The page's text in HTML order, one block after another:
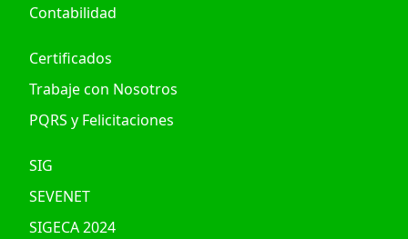
Contabilidad
Certificados
Trabaje con Nosotros
PQRS y Felicitaciones
SIG
SEVENET
SIGECA 2024